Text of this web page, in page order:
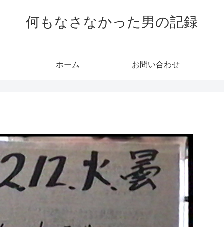
何もなさなかった男の記録
ホーム お問い合わせ